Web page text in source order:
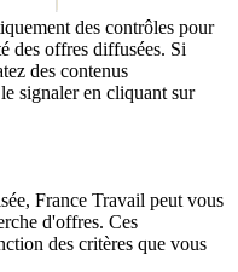
des contrôles pour
des offres diffusées. Si
des contenus
signaler en cliquant sur
France Travail peut vous
d'offres. Ces
des critères que vous